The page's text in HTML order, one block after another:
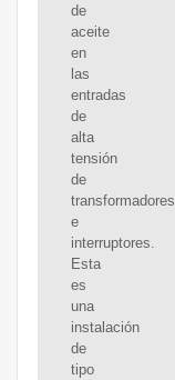
de
aceite
en
las
entradas
de
alta
tensión
de
transformadores
e
interruptores.
Esta
es
una
instalación
de
tipo